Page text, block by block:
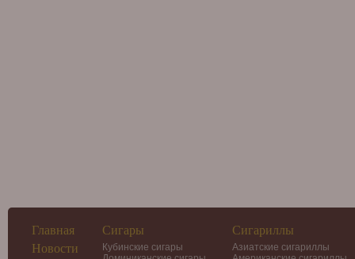
Главная
Новости
Сигары
Кубинские сигары
Сигариллы
Азиатские сигариллы